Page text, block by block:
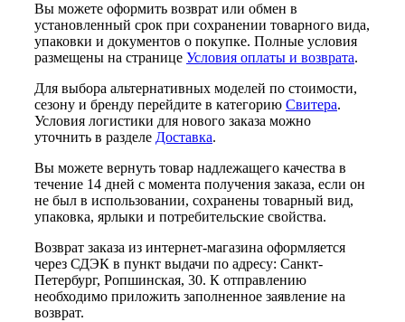
Вы можете оформить возврат или обмен в
установленный срок при сохранении товарного вида,
упаковки и документов о покупке. Полные условия
размещены на странице Условия оплаты и возврата.
Для выбора альтернативных моделей по стоимости,
сезону и бренду перейдите в категорию Свитера.
Условия логистики для нового заказа можно
уточнить в разделе Доставка.
Вы можете вернуть товар надлежащего качества в
течение 14 дней с момента получения заказа, если он
не был в использовании, сохранены товарный вид,
упаковка, ярлыки и потребительские свойства.
Возврат заказа из интернет-магазина оформляется
через СДЭК в пункт выдачи по адресу: Санкт-
Петербург, Ропшинская, 30. К отправлению
необходимо приложить заполненное заявление на
возврат.